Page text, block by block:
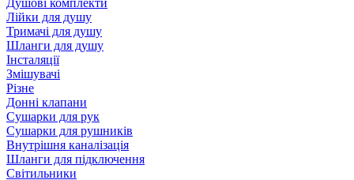
Душові комплекти
Лійки для душу
Тримачі для душу
Шланги для душу
Інсталяції
Змішувачі
Різне
Донні клапани
Сушарки для рук
Сушарки для рушників
Внутрішня каналізація
Шланги для підключення
Світильники